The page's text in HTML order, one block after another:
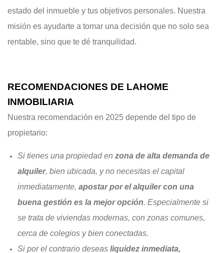
estado del inmueble y tus objetivos personales. Nuestra
misión es ayudarte a tomar una decisión que no solo sea
rentable, sino que te dé tranquilidad.
RECOMENDACIONES DE LAHOME
INMOBILIARIA
Nuestra recomendación en 2025 depende del tipo de
propietario:
Si tienes una propiedad en zona de alta demanda de
alquiler, bien ubicada, y no necesitas el capital
inmediatamente, apostar por el alquiler con una
buena gestión es la mejor opción. Especialmente si
se trata de viviendas modernas, con zonas comunes,
cerca de colegios y bien conectadas.
Si por el contrario deseas liquidez inmediata,